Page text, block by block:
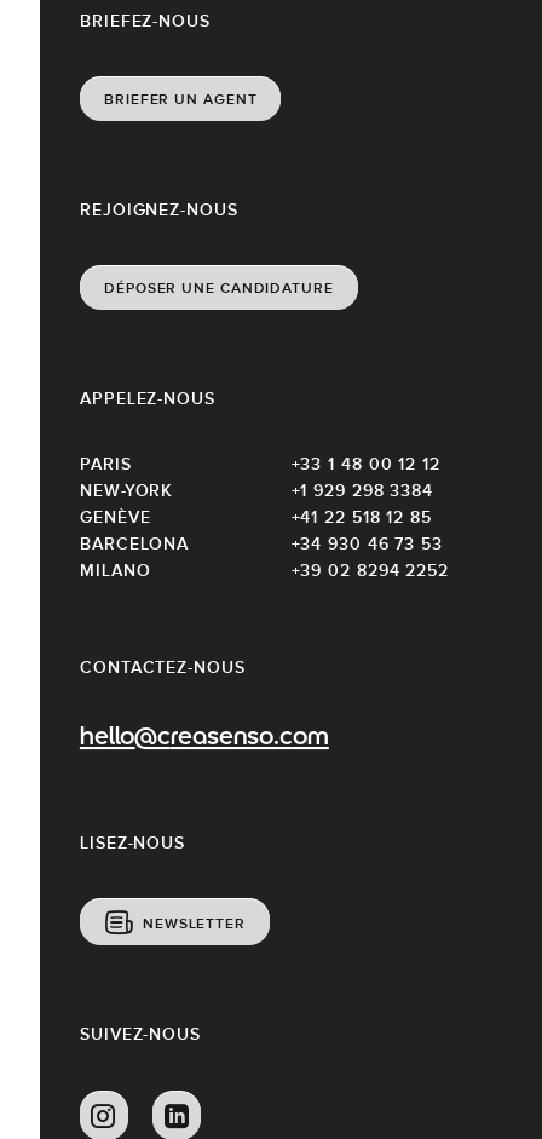
CONTACTEZ-NOUS
hello@creasenso.com
REJOIGNEZ-NOUS
DÉPOSER UNE CANDIDATURE
LISEZ-NOUS
NEWSLETTER
APPELEZ-NOUS
PARIS
+33 1 48 00 12 12
NEW-YORK
+1 929 298 3384
GENÈVE
+41 22 518 12 85
BARCELONA
+34 930 46 73 53
MILANO
+39 02 8294 2252
BRIEFEZ-NOUS
BRIEFER UN AGENT
SUIVEZ-NOUS